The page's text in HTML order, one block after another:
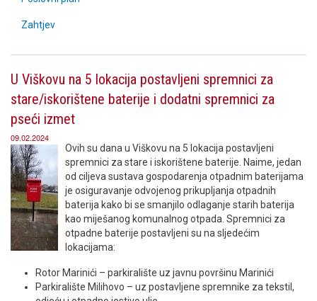
Zahtjev
U Viškovu na 5 lokacija postavljeni spremnici za
stare/iskorištene baterije i dodatni spremnici za
pseći izmet
09.02.2024
Ovih su dana u Viškovu na 5 lokacija postavljeni
spremnici za stare i iskorištene baterije. Naime, jedan
od ciljeva sustava gospodarenja otpadnim baterijama
je osiguravanje odvojenog prikupljanja otpadnih
baterija kako bi se smanjilo odlaganje starih baterija
kao miješanog komunalnog otpada. Spremnici za
otpadne baterije postavljeni su na sljedećim
lokacijama:
Rotor Marinići – parkiralište uz javnu površinu Marinići
Parkiralište Milihovo – uz postavljene spremnike za tekstil,